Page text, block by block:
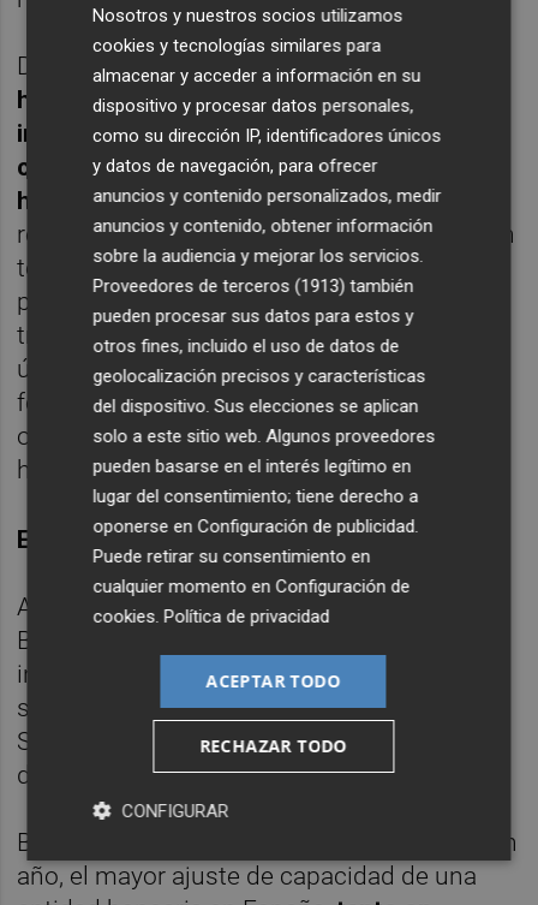
Durante el proceso de fusión tecnológica
han migrado a los nuevos sistemas
informáticos más de 11 millones de
contratos en un plazo de menos de 48
horas
. Para la integración, Bankia ha
reforzado la red de sucursales de Bancaja en
toda España con más de 400 personas que
prestarán su apoyo durante, al menos,
treinta días. Además, a lo largos de los seis
últimos meses la entidad ha intensificado la
formación del personal implicado en la
operación impartiendo más de 351.000
horas de formación.
EL MAYOR AJUSTE EN ESPAÑA
A partir de hoy las 1.005 sucursales de
Bancaja cuentan con el mismo sistema
informático y de procesos que las 1.800
sucursales de Caja Madrid y Caja Ávila.
Suman más de 2.800 oficinas, de las 3.248
de las que dispone Bankia.
Bankia ha protagonizado, en poco más de un
año, el mayor ajuste de capacidad de una
Nosotros y nuestros socios utilizamos
cookies y tecnologías similares para
almacenar y acceder a información en su
dispositivo y procesar datos personales,
como su dirección IP, identificadores únicos
y datos de navegación, para ofrecer
anuncios y contenido personalizados, medir
anuncios y contenido, obtener información
sobre la audiencia y mejorar los servicios.
Proveedores de terceros (1913) también
pueden procesar sus datos para estos y
otros fines, incluido el uso de datos de
geolocalización precisos y características
del dispositivo. Sus elecciones se aplican
solo a este sitio web. Algunos proveedores
pueden basarse en el interés legítimo en
lugar del consentimiento; tiene derecho a
oponerse enConfiguración de publicidad.
Puede retirar su consentimiento en
cualquier momento enConfiguración de
cookies.Política de privacidad
ACEPTAR TODO
RECHAZAR TODO
CONFIGURAR